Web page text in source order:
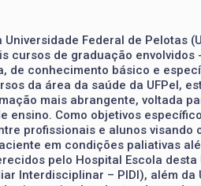
Federal de Pelotas
de graduação
conhecimento básico e
da área da saúde da UFPel,
mais abrangente, voltada
Como objetivos
profissionais e alunos
em condições paliativas
pelo Hospital Escola desta
Interdisciplinar – PIDI), além